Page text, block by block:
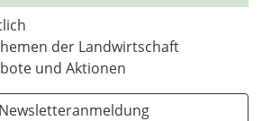
der Landwirtschaft
und Aktionen